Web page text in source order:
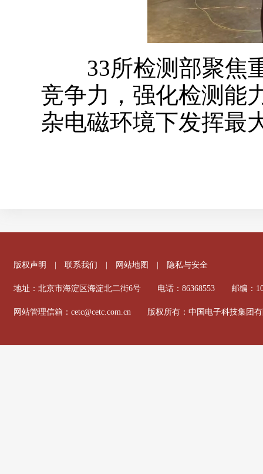
33所检测部聚焦重
竞争力，强化检测能
杂电磁环境下发挥最
版权声明 联系我们 网站地图 隐私与安全
地址：北京市海淀区海淀北二街6号 电话：86368553 邮编：
网站管理信箱：cetc@cetc.com.cn 版权所有：中国电子科技集团